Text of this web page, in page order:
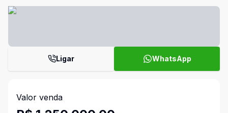
Ligar WhatsApp
Valor venda